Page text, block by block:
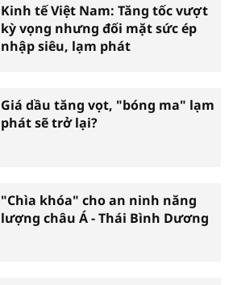
Kinh tế Việt Nam: Tăng tốc vượt
kỳ vọng nhưng đối mặt sức ép
nhập siêu, lạm phát
Giá dầu tăng vọt, "bóng ma" lạm
phát sẽ trở lại?
"Chìa khóa" cho an ninh năng
lượng châu Á - Thái Bình Dương